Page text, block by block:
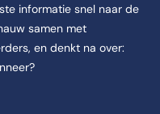
informatie snel naar de
samen met
en denkt na over: